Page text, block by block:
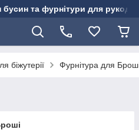
бусин та фурнітури для
біжутерії Фурнітура для